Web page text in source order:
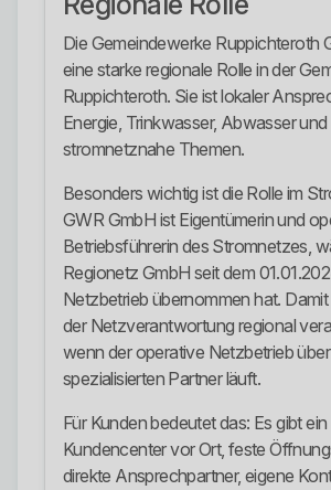
Die Gemeindewerke Ruppichteroth
eine starke regionale Rolle in der
Ruppichteroth. Sie ist lokaler
Energie, Trinkwasser, Abwasser und
stromnetznahe Themen.
Besonders wichtig ist die Rolle im
GWR GmbH ist Eigentümerin und
Betriebsführerin des Stromnetzes,
Regionetz GmbH seit dem
Netzbetrieb übernommen hat. Damit
der Netzverantwortung regional
wenn der operative Netzbetrieb
spezialisierten Partner läuft.
Für Kunden bedeutet das: Es gibt ein
Kundencenter vor Ort, feste
direkte Ansprechpartner, eigene